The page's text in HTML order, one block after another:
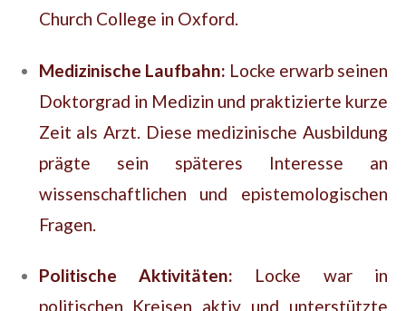
Church College in Oxford.
Medizinische Laufbahn: Locke erwarb seinen
Doktorgrad in Medizin und praktizierte kurze
Zeit als Arzt. Diese medizinische Ausbildung
prägte sein späteres Interesse an
wissenschaftlichen und epistemologischen
Fragen.
Politische Aktivitäten: Locke war in
politischen Kreisen aktiv und unterstützte